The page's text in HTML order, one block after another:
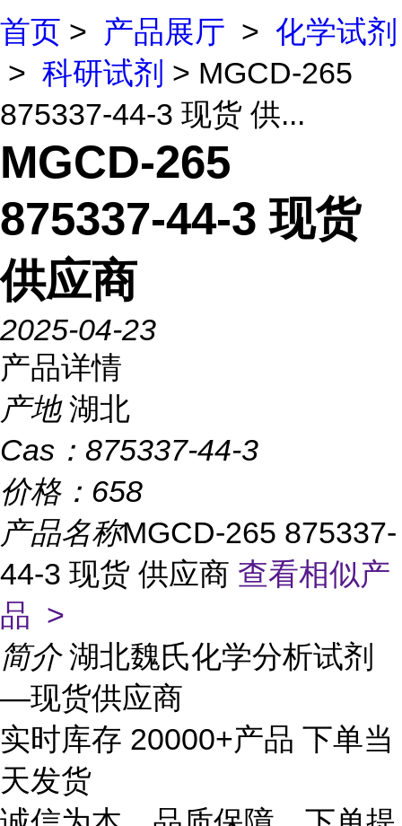
首页 > 产品展厅 > 化学试剂
> 科研试剂 > MGCD-265
875337-44-3 现货 供...
MGCD-265
875337-44-3 现货
供应商
2025-04-23
产品详情
产地 湖北
Cas： 875337-44-3
价格： 658
产品名称MGCD-265 875337-
44-3 现货 供应商 查看相似产
品 >
简介 湖北魏氏化学分析试剂
—现货供应商
实时库存 20000+产品 下单当
天发货